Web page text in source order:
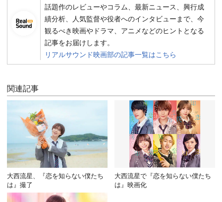
話題作のレビューやコラム、最新ニュース、興行成
績分析、人気監督や役者へのインタビューまで、今
観るべき映画やドラマ、アニメなどのヒントとなる
記事をお届けします。
リアルサウンド映画部の記事一覧はこちら
関連記事
大西流星、『恋を知らない僕たち
は』撮了
大西流星で『恋を知らない僕たち
は』映画化